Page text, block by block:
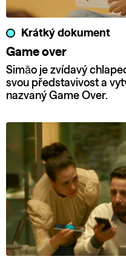
Krátký dokument
Game over
Simão je zvídavý
svou představivost a
nazvaný Game Over.